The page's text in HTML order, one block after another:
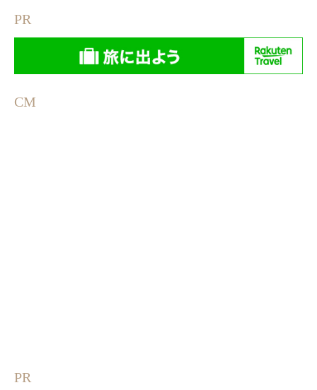
PR
CM
PR